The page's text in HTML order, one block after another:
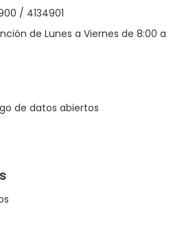
/ 4134901
de Lunes a Viernes de 8:00 a
de datos abiertos